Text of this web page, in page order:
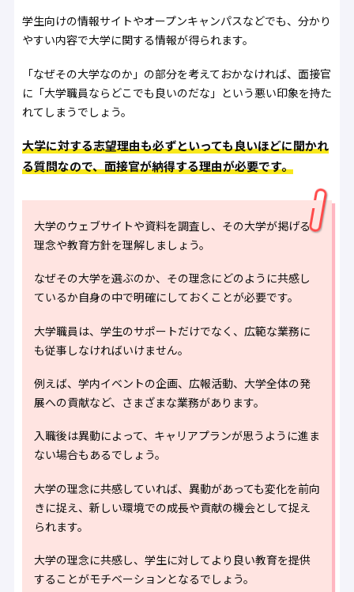
学生向けの情報サイトやオープンキャンパスなどでも、分かり
やすい内容で大学に関する情報が得られます。
「なぜその大学なのか」の部分を考えておかなければ、面接官
に「大学職員ならどこでも良いのだな」という悪い印象を持た
れてしまうでしょう。
大学に対する志望理由も必ずといっても良いほどに聞かれ
る質問なので、面接官が納得する理由が必要です。
大学のウェブサイトや資料を調査し、その大学が掲げる
理念や教育方針を理解しましょう。
なぜその大学を選ぶのか、その理念にどのように共感し
ているか自身の中で明確にしておくことが必要です。
大学職員は、学生のサポートだけでなく、広範な業務に
も従事しなければいけません。
例えば、学内イベントの企画、広報活動、大学全体の発
展への貢献など、さまざまな業務があります。
入職後は異動によって、キャリアプランが思うように進ま
ない場合もあるでしょう。
大学の理念に共感していれば、異動があっても変化を前向
きに捉え、新しい環境での成長や貢献の機会として捉え
られます。
大学の理念に共感し、学生に対してより良い教育を提供
することがモチベーションとなるでしょう。